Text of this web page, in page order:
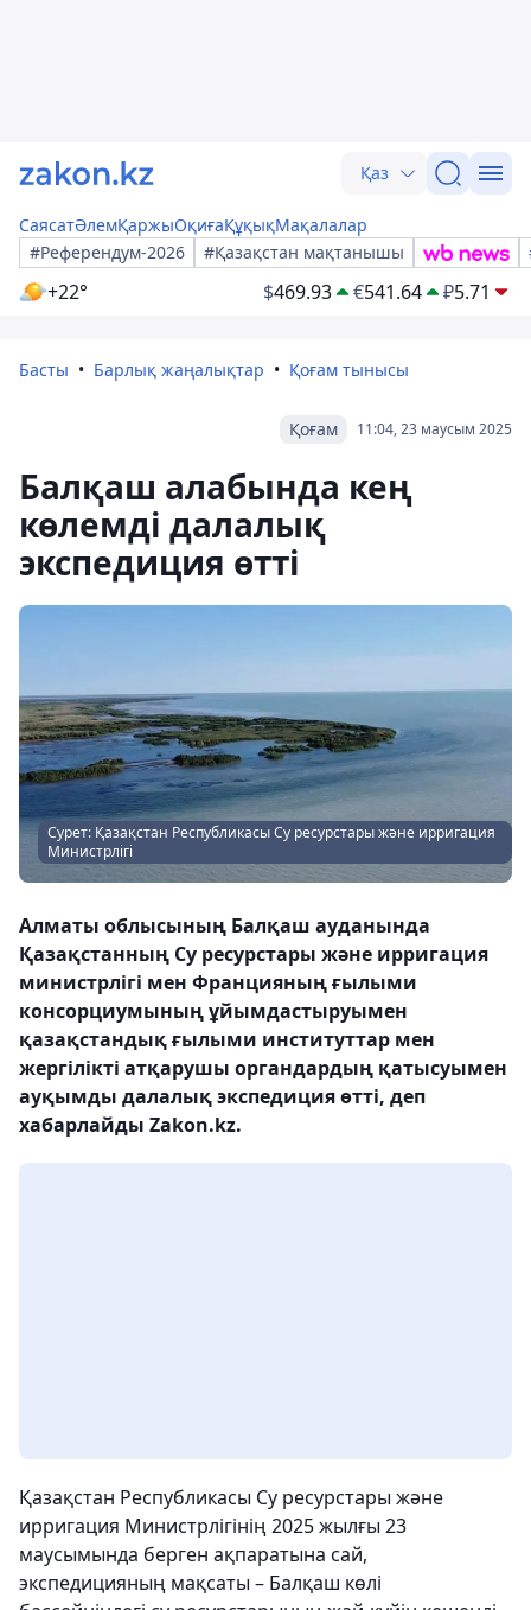
Қаз
СаясатӘлемҚаржыОқиғаҚұқықМақалалар
#Референдум-2026
#Қазақстан мақтанышы
+22° $469.93 €541.64 ₽5.71
Басты Барлық жаңалықтар Қоғам тынысы
11:04, 23 маусым 2025
Қоғам
Балқаш алабында кең
көлемді далалық
экспедиция өтті
Сурет: Қазақстан Республикасы Су ресурстары және ирригация
Министрлігі
Алматы облысының Балқаш ауданында
Қазақстанның Су ресурстары және ирригация
министрлігі мен Францияның ғылыми
консорциумының ұйымдастыруымен
қазақстандық ғылыми институттар мен
жергілікті атқарушы органдардың қатысуымен
ауқымды далалық экспедиция өтті, деп
хабарлайды Zakon.kz.
Қазақстан Республикасы Су ресурстары және
ирригация Министрлігінің 2025 жылғы 23
маусымында берген ақпаратына сай,
экспедицияның мақсаты – Балқаш көлі